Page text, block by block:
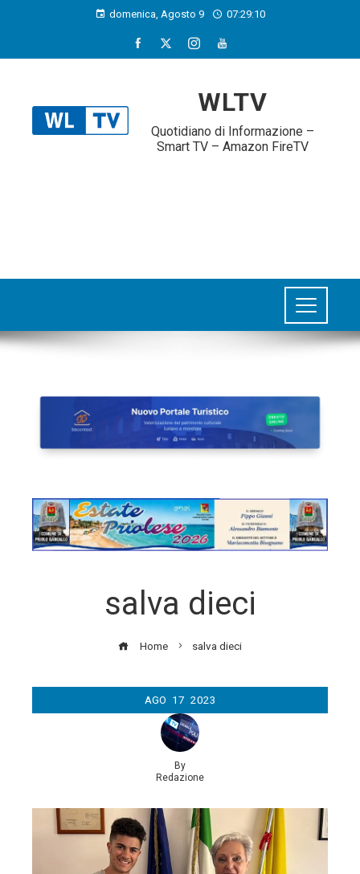
domenica, Agosto 9 07:29:10
WLTV
Quotidiano di Informazione –
Smart TV – Amazon FireTV
salva dieci
Home salva dieci
AGO 17 2023
By
Redazione